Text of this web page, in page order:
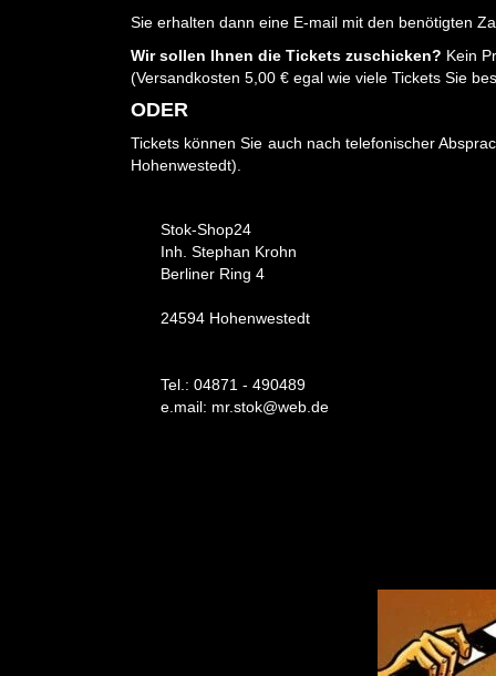
Sie erhalten dann eine E-mail mit den benötigten
Wir sollen Ihnen die Tickets zuschicken? Kein
(Versandkosten 5,00 € egal wie viele Tickets Sie
ODER
Tickets können Sie auch nach telefonischer
Hohenwestedt).
Stok-Shop24
Inh. Stephan Krohn
Berliner Ring 4
24594 Hohenwestedt
Tel.: 04871 - 490489
e.mail: mr.stok@web.de